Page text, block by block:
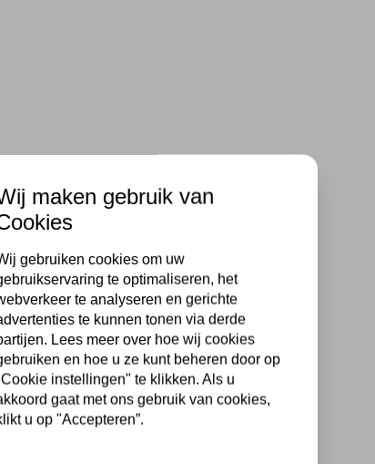
maken gebruik van
gebruiken cookies om uw
te optimaliseren, het
te analyseren en gerichte
te kunnen tonen via derde
Lees meer over hoe wij cookies
en hoe u ze kunt beheren door op
instellingen" te klikken. Als u
gaat met ons gebruik van cookies,
u op "Accepteren”.